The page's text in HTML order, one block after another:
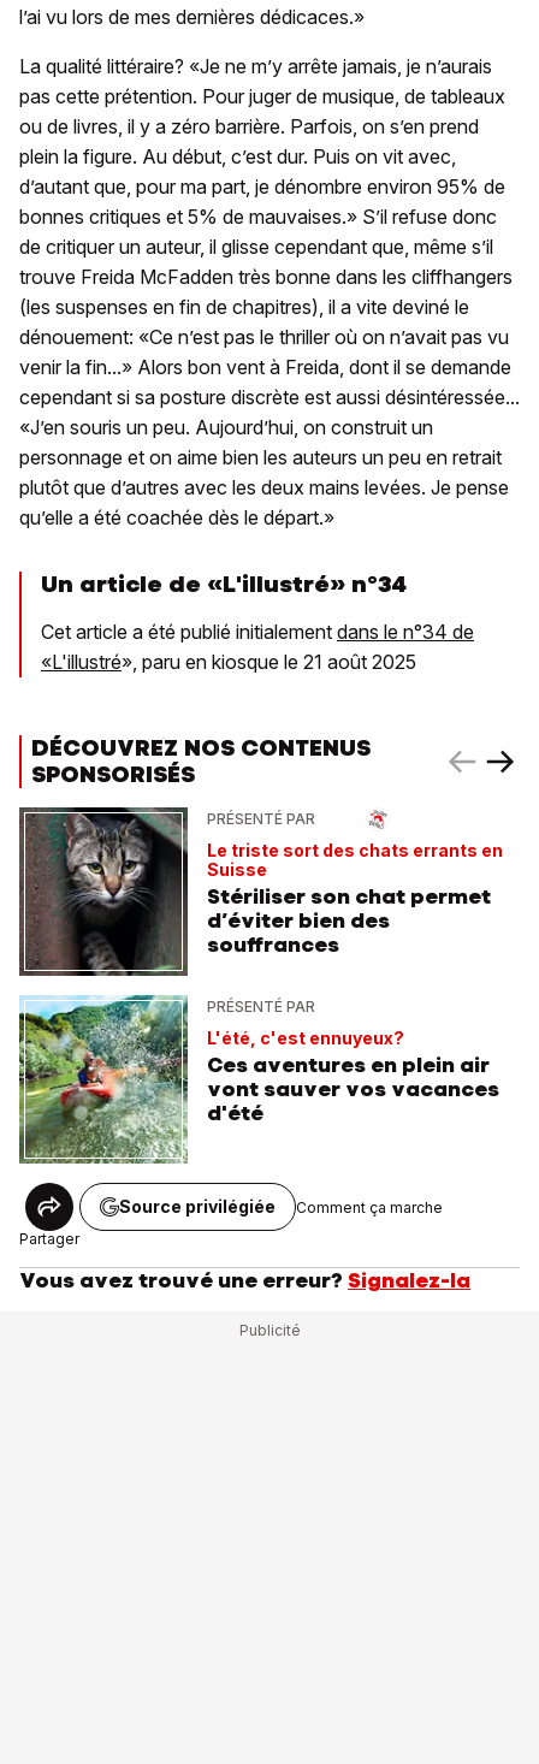
l’ai vu lors de mes dernières dédicaces.»
La qualité littéraire? «Je ne m’y arrête jamais, je n’aurais
pas cette prétention. Pour juger de musique, de tableaux
ou de livres, il y a zéro barrière. Parfois, on s’en prend
plein la figure. Au début, c’est dur. Puis on vit avec,
d’autant que, pour ma part, je dénombre environ 95% de
bonnes critiques et 5% de mauvaises.» S’il refuse donc
de critiquer un auteur, il glisse cependant que, même s’il
trouve Freida McFadden très bonne dans les cliffhangers
(les suspenses en fin de chapitres), il a vite deviné le
dénouement: «Ce n’est pas le thriller où on n’avait pas vu
venir la fin...» Alors bon vent à Freida, dont il se demande
cependant si sa posture discrète est aussi désintéressée...
«J’en souris un peu. Aujourd’hui, on construit un
personnage et on aime bien les auteurs un peu en retrait
plutôt que d’autres avec les deux mains levées. Je pense
qu’elle a été coachée dès le départ.»
Un article de «L'illustré» n°34
Cet article a été publié initialement dans le n°34 de
«L'illustré», paru en kiosque le 21 août 2025
DÉCOUVREZ NOS CONTENUS
SPONSORISÉS
PRÉSENTÉ PAR
Le triste sort des chats errants en
Suisse
Stériliser son chat permet
d’éviter bien des
souffrances
PRÉSENTÉ PAR
L'été, c'est ennuyeux?
Ces aventures en plein air
vont sauver vos vacances
d'été
Partager
Source privilégiée Comment ça marche
Vous avez trouvé une erreur? Signalez-la